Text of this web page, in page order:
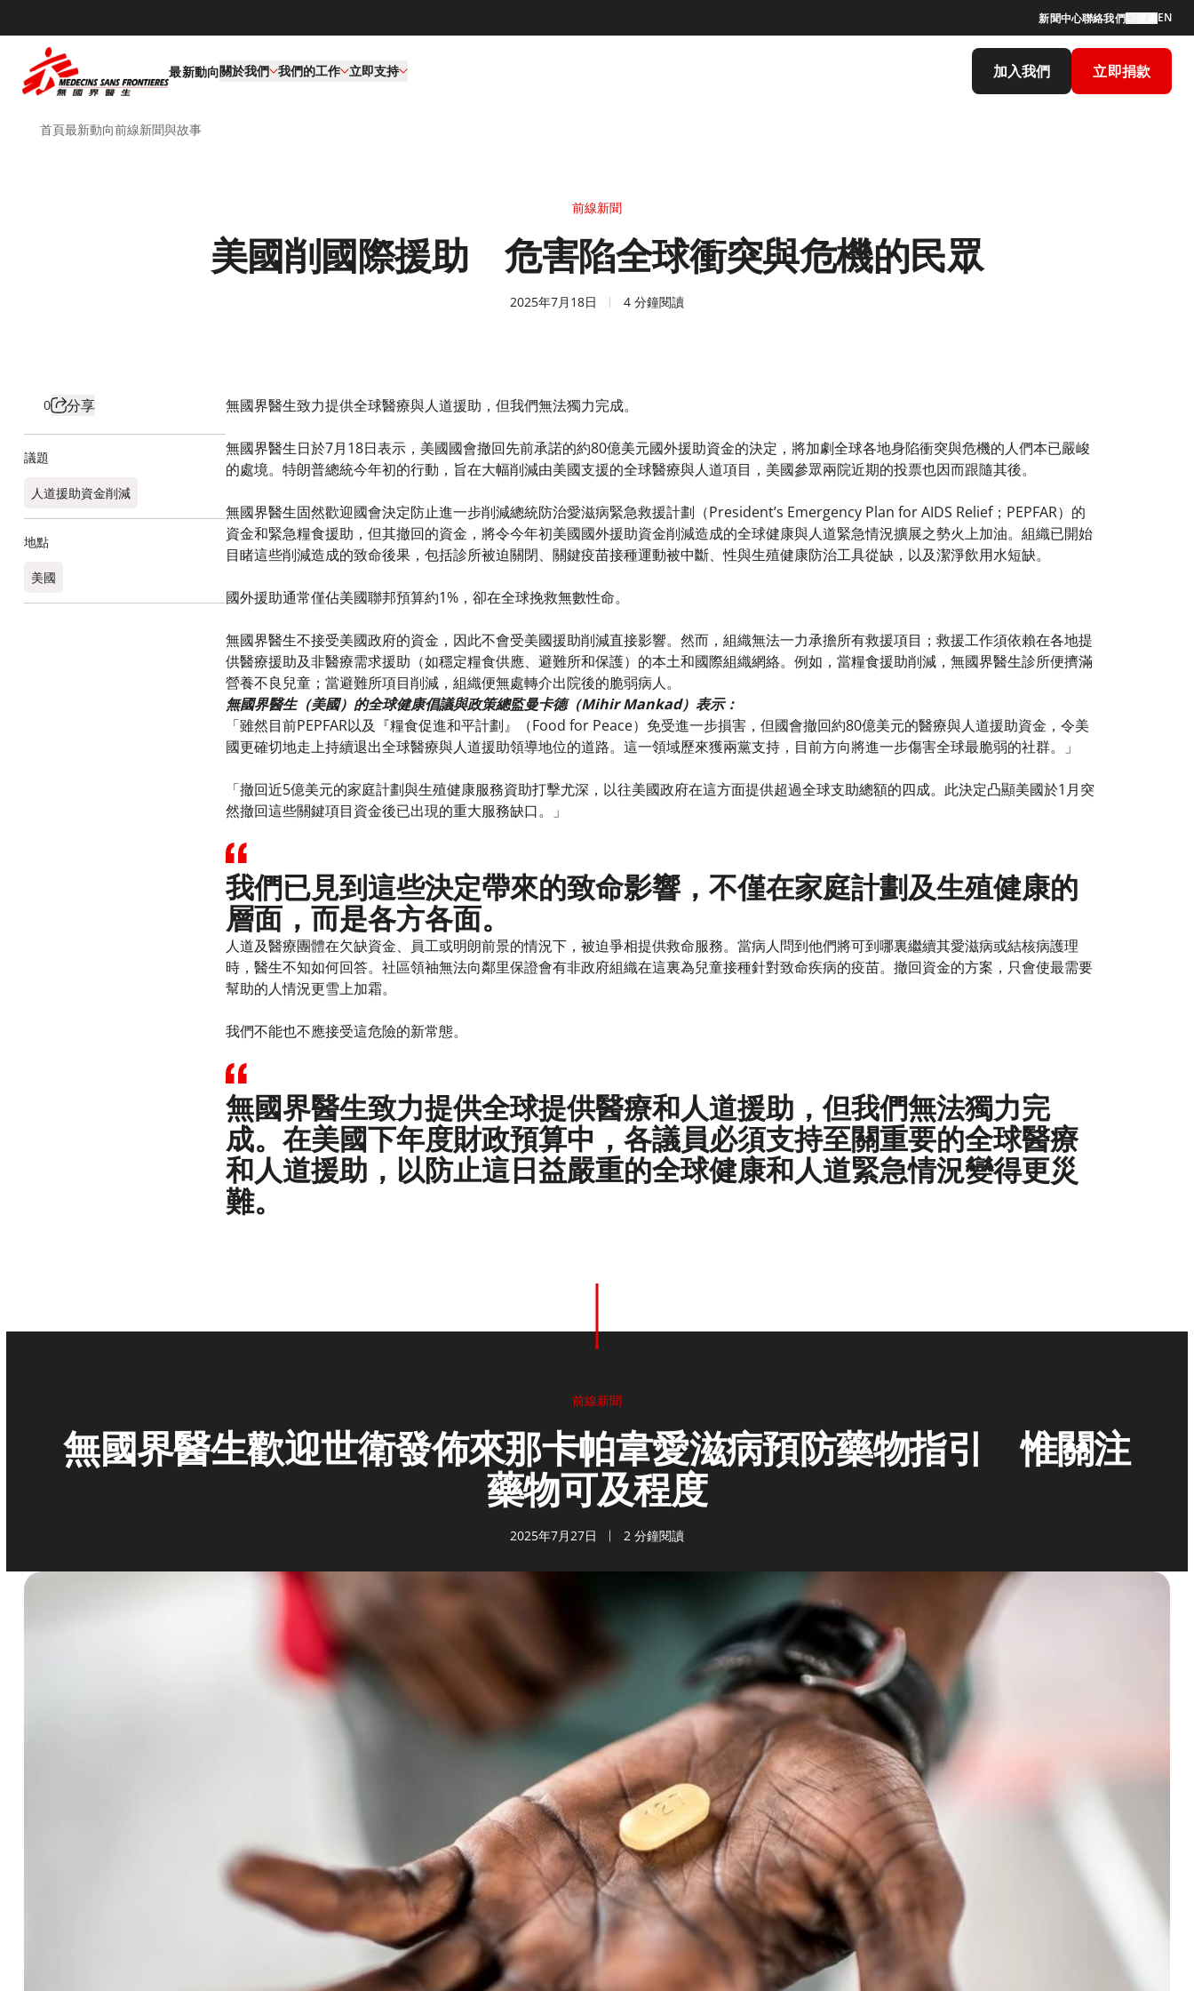
新聞中心聯絡我們 EN
最新動向關於我們 我們的工作​ 立即支持 加入我們 立即捐款
首頁最新動向前線新聞與故事
前線新聞
美國削國際援助 危害陷全球衝突與危機的民眾
2025年7月18日 4 分鐘閱讀
0 分享
議題
人道援助資金削減
地點
美國
無國界醫生致力提供全球醫療與人道援助，但我們無法獨力完成。
無國界醫生日於7月18日表示，美國國會撤回先前承諾的約80億美元國外援助資金的決定，將加劇全球各地身陷衝突與危機的人們本已嚴峻
的處境。特朗普總統今年初的行動，旨在大幅削減由美國支援的全球醫療與人道項目，美國參眾兩院近期的投票也因而跟隨其後。
無國界醫生固然歡迎國會決定防止進一步削減總統防治愛滋病緊急救援計劃（President’s Emergency Plan for AIDS Relief；PEPFAR）的
資金和緊急糧食援助，但其撤回的資金，將令今年初美國國外援助資金削減造成的全球健康與人道緊急情況擴展之勢火上加油。組織已開始
目睹這些削減造成的致命後果，包括診所被迫關閉、關鍵疫苗接種運動被中斷、性與生殖健康防治工具從缺，以及潔淨飲用水短缺。
國外援助通常僅佔美國聯邦預算約1%，卻在全球挽救無數性命。
無國界醫生不接受美國政府的資金，因此不會受美國援助削減直接影響。然而，組織無法一力承擔所有救援項目；救援工作須依賴在各地提
供醫療援助及非醫療需求援助（如穩定糧食供應、避難所和保護）的本土和國際組織網絡。例如，當糧食援助削減，無國界醫生診所便擠滿
營養不良兒童；當避難所項目削減，組織便無處轉介出院後的脆弱病人。
無國界醫生（美國）的全球健康倡議與政策總監曼卡德（Mihir Mankad）表示：
「雖然目前PEPFAR以及『糧食促進和平計劃』（Food for Peace）免受進一步損害，但國會撤回約80億美元的醫療與人道援助資金，令美
國更確切地走上持續退出全球醫療與人道援助領導地位的道路。這一領域歷來獲兩黨支持，目前方向將進一步傷害全球最脆弱的社群。」
「撤回近5億美元的家庭計劃與生殖健康服務資助打擊尤深，以往美國政府在這方面提供超過全球支助總額的四成。此決定凸顯美國於1月突
然撤回這些關鍵項目資金後已出現的重大服務缺口。」
我們已見到這些決定帶來的致命影響，不僅在家庭計劃及生殖健康的
層面，而是各方各面。
人道及醫療團體在欠缺資金、員工或明朗前景的情況下，被迫爭相提供救命服務。當病人問到他們將可到哪裏繼續其愛滋病或結核病護理
時，醫生不知如何回答。社區領袖無法向鄰里保證會有非政府組織在這裏為兒童接種針對致命疾病的疫苗。撤回資金的方案，只會使最需要
幫助的人情況更雪上加霜。
我們不能也不應接受這危險的新常態。
無國界醫生致力提供全球提供醫療和人道援助，但我們無法獨力完
成。在美國下年度財政預算中，各議員必須支持至關重要的全球醫療
和人道援助，以防止這日益嚴重的全球健康和人道緊急情況變得更災
難。
前線新聞
無國界醫生歡迎世衛發佈來那卡帕韋愛滋病預防藥物指引 惟關注
藥物可及程度
2025年7月27日 2 分鐘閱讀